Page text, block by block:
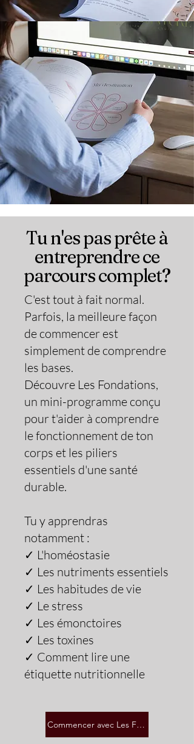
Tu n'es pas prête à
entreprendre ce
parcours complet?
C'est tout à fait normal.
Parfois, la meilleure façon
de commencer est
simplement de comprendre
les bases.
Découvre Les Fondations,
un mini-programme conçu
pour t'aider à comprendre
le fonctionnement de ton
corps et les piliers
essentiels d'une santé
durable.
Tu y apprendras
notamment :
✓ L'homéostasie
✓ Les nutriments essentiels
✓ Les habitudes de vie
✓ Le stress
✓ Les émonctoires
✓ Les toxines
✓ Comment lire une
étiquette nutritionnelle
Commencer avec Les Fondations 47$